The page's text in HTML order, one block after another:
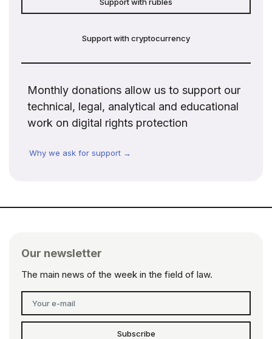
Support with cryptocurrency
Monthly donations allow us to support our
technical, legal, analytical and educational
work on digital rights protection
Why we ask for support →
Our newsletter
The main news of the week in the field of law.
Subscribe